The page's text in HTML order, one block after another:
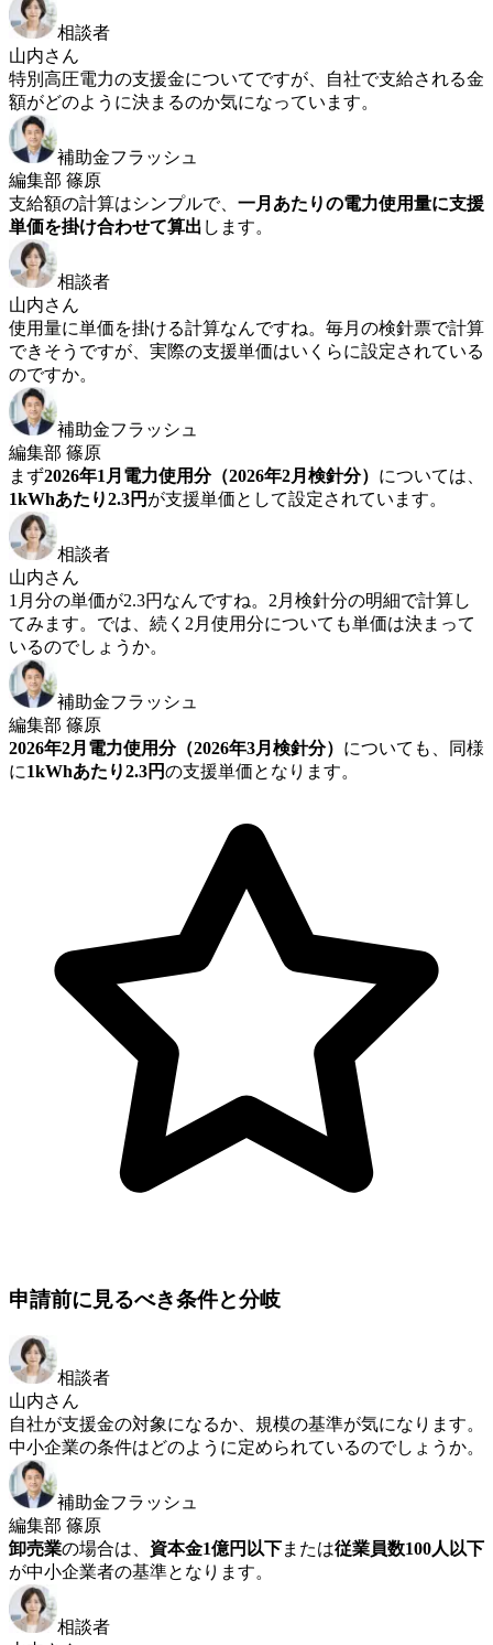
相談者
山内さん
特別高圧電力の支援金についてですが、自社で支給される金
額がどのように決まるのか気になっています。
補助金フラッシュ
編集部 篠原
支給額の計算はシンプルで、 一月あたりの電力使用量に支援
単価を掛け合わせて算出 します。
相談者
山内さん
使用量に単価を掛ける計算なんですね。毎月の検針票で計算
できそうですが、実際の支援単価はいくらに設定されている
のですか。
補助金フラッシュ
編集部 篠原
まず2026年1月電力使用分（2026年2月検針分） については、
1kWhあたり2.3円 が支援単価として設定されています。
相談者
山内さん
1月分の単価が2.3円なんですね。2月検針分の明細で計算し
てみます。では、続く2月使用分についても単価は決まって
いるのでしょうか。
補助金フラッシュ
編集部 篠原
2026年2月電力使用分（2026年3月検針分） についても、同様
に1kWhあたり2.3円の支援単価となります。
申請前に見るべき条件と分岐
相談者
山内さん
自社が支援金の対象になるか、規模の基準が気になります。
中小企業の条件はどのように定められているのでしょうか。
補助金フラッシュ
編集部 篠原
卸売業の場合は、 資本金1億円以下または従業員数100人以下
が中小企業者の基準となります。
相談者